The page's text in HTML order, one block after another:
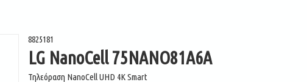
8825181
LG NanoCell 75NANO81A6A
Τηλεόραση NanoCell UHD 4K Smart